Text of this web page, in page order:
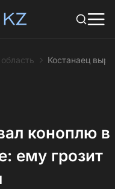
Костанаец
коноплю в
ему грозит